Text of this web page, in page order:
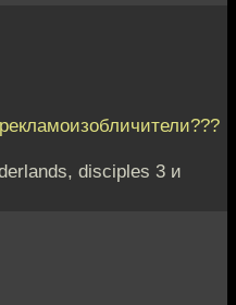
disciples 3 и